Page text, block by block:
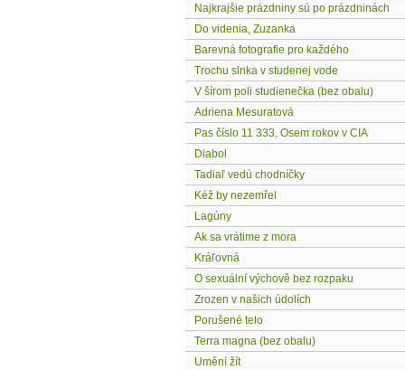
Najkrajšie prázdniny sú po prázdninách
Do videnia, Zuzanka
Barevná fotografie pro každého
Trochu slnka v studenej vode
V šírom poli studienečka (bez obalu)
Adriena Mesuratová
Pas číslo 11 333, Osem rokov v CIA
Diabol
Tadiaľ vedú chodníčky
Kéž by nezemřel
Lagúny
Ak sa vrátime z mora
Kráľovná
O sexuální výchově bez rozpaku
Zrozen v našich údolích
Porušené telo
Terra magna (bez obalu)
Umění žít